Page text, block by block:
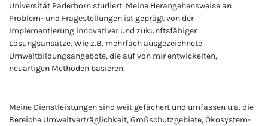
Universität Paderborn studiert. Meine Herangehensweise an
Problem- und Fragestellungen ist geprägt von der
Implementierung innovativer und zukunftsfähiger
Lösungsansätze. Wie z.B. mehrfach ausgezeichnete
Umweltbildungsangebote, die auf von mir entwickelten,
neuartigen Methoden basieren.
Meine Dienstleistungen sind weit gefächert und umfassen u.a. die
Bereiche Umweltverträglichkeit, Großschutzgebiete, Ökosystem-